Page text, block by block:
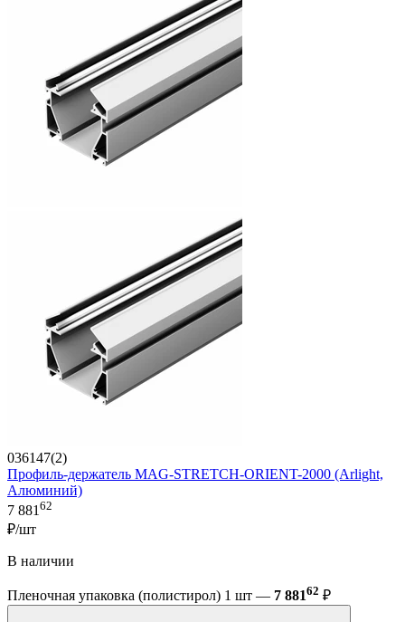
036147(2)
Профиль-держатель MAG-STRETCH-ORIENT-2000 (Arlight,
Алюминий)
7 881 62
₽/шт
В наличии
Пленочная упаковка (полистирол) 1 шт — 7 88162 ₽